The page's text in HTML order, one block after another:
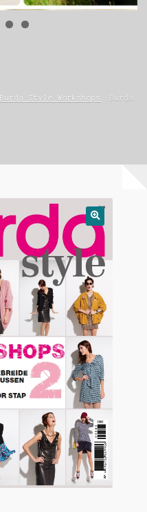
Burda Style Workshops
Burda
🔍